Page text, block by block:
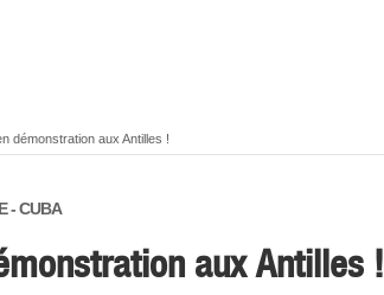
démonstration aux Antilles !
- CUBA
aux Antilles !